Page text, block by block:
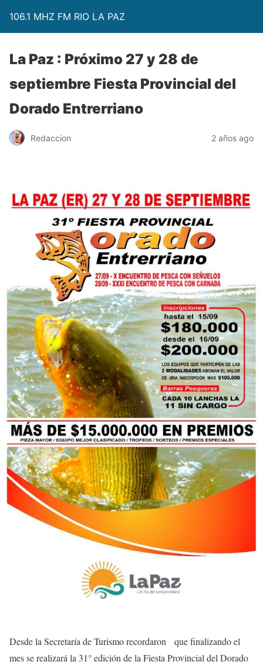
106.1 MHZ FM RIO LA PAZ
La Paz : Próximo 27 y 28 de
septiembre Fiesta Provincial del
Dorado Entrerriano
Redaccion 2 años ago
Desde la Secretaría de Turismo recordaron que finalizando el
mes se realizará la 31° edición de la Fiesta Provincial del Dorado